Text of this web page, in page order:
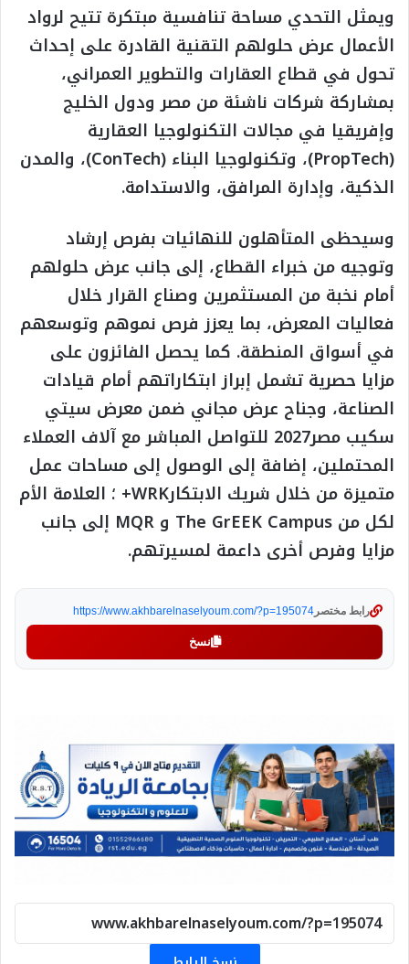
ويمثل التحدي مساحة تنافسية مبتكرة تتيح لرواد
الأعمال عرض حلولهم التقنية القادرة على إحداث
تحول في قطاع العقارات والتطوير العمراني،
بمشاركة شركات ناشئة من مصر ودول الخليج
وإفريقيا في مجالات التكنولوجيا العقارية
(PropTech)، وتكنولوجيا البناء (ConTech)، والمدن
الذكية، وإدارة المرافق، والاستدامة.
وسيحظى المتأهلون للنهائيات بفرص إرشاد
وتوجيه من خبراء القطاع، إلى جانب عرض حلولهم
أمام نخبة من المستثمرين وصناع القرار خلال
فعاليات المعرض، بما يعزز فرص نموهم وتوسعهم
في أسواق المنطقة. كما يحصل الفائزون على
مزايا حصرية تشمل إبراز ابتكاراتهم أمام قيادات
الصناعة، وجناح عرض مجاني ضمن معرض سيتي
سكيب مصر2027 للتواصل المباشر مع آلاف العملاء
المحتملين، إضافة إلى الوصول إلى مساحات عمل
متميزة من خلال شريك الابتكارWRK+ ؛ العلامة الأم
لكل من The GrEEK Campus و MQR إلى جانب
مزايا وفرص أخرى داعمة لمسيرتهم.
رابط مختصر https://www.akhbarelnaselyoum.com/?p=195074
نسخ